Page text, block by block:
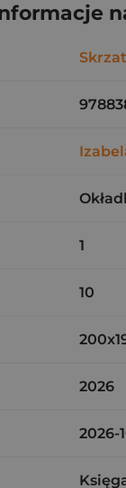
Skrzat
1
10
2026
2026-